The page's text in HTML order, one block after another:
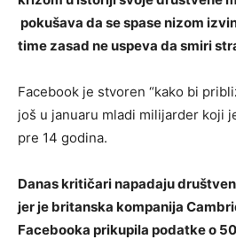
pokušava da se spase nizom
time zasad ne uspeva da smiri
Facebook je stvoren “kako bi
još u januaru mladi milijarder koji
pre 14 godina.
Danas kritičari napadaju
jer je britanska kompanija
Facebooka prikupila podatke o